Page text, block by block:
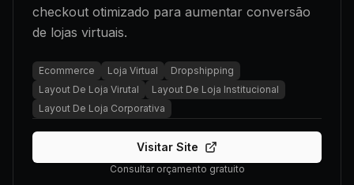
checkout otimizado para aumentar conversão
de lojas virtuais.
Ecommerce Loja Virtual
Dropshipping
Layout De Loja Virutal
Layout De Loja Institucional
Layout De Loja Corporativa
Visitar Site
Consultar orçamento gratuito